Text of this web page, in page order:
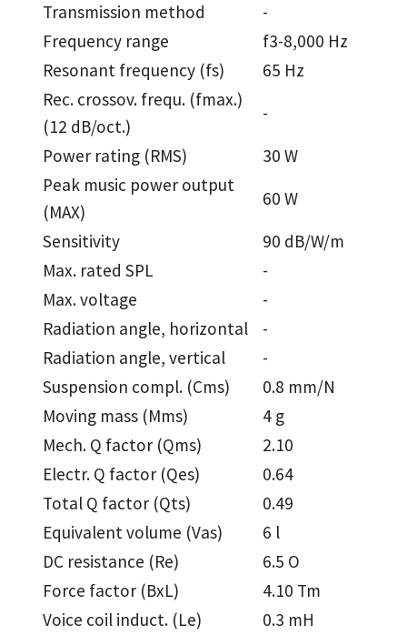
Transmission method
-
Frequency range
f3-8,000 Hz
Resonant frequency (fs)
65 Hz
Rec. crossov. frequ. (fmax.)
(12 dB/oct.)
-
Power rating (RMS)
30 W
Peak music power output
(MAX)
60 W
Sensitivity
90 dB/W/m
Max. rated SPL
-
Max. voltage
-
Radiation angle, horizontal
-
Radiation angle, vertical
-
Suspension compl. (Cms)
0.8 mm/N
Moving mass (Mms)
4 g
Mech. Q factor (Qms)
2.10
Electr. Q factor (Qes)
0.64
Total Q factor (Qts)
0.49
Equivalent volume (Vas)
6 l
DC resistance (Re)
6.5 O
Force factor (BxL)
4.10 Tm
Voice coil induct. (Le)
0.3 mH